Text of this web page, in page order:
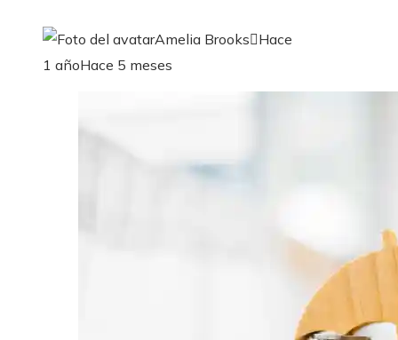
Amelia Brooks Hace
1 añoHace 5 meses